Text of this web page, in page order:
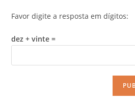
Favor digite a resposta em dígitos:
dez + vinte =